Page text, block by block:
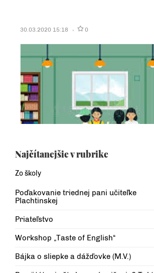
30.03.2020 15:18 0
Najčítanejšie v rubrike
Zo školy
Poďakovanie triednej pani učiteľke
Plachtinskej
Priateľstvo
Workshop „Taste of English“
Bájka o sliepke a dážďovke (M.V.)